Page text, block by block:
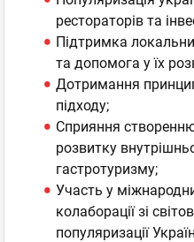
рестораторів та
Підтримка
та допомога у їх
Дотримання
підходу;
Сприяння створенню
розвитку
гастротуризму;
Участь у
колаборації зі
популяризації